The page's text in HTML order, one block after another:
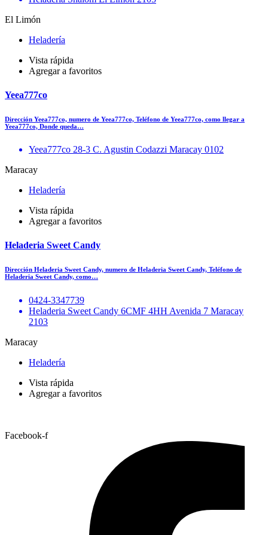
El Limón
Heladería
Vista rápida
Agregar a favoritos
Yeea777co
Dirección Yeea777co, numero de Yeea777co, Teléfono de Yeea777co, como llegar a
Yeea777co, Donde queda…
Yeea777co 28-3 C. Agustin Codazzi Maracay 0102
Maracay
Heladería
Vista rápida
Agregar a favoritos
Heladeria Sweet Candy
Dirección Heladeria Sweet Candy, numero de Heladeria Sweet Candy, Teléfono de
Heladeria Sweet Candy, como…
0424-3347739
Heladeria Sweet Candy 6CMF 4HH Avenida 7 Maracay
2103
Maracay
Heladería
Vista rápida
Agregar a favoritos
Facebook-f